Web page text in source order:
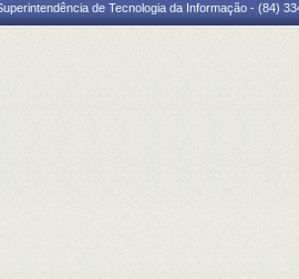
de Tecnologia da Informação - (84)